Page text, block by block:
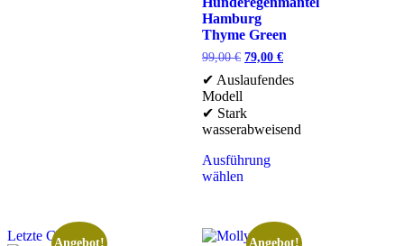
Hamburg
Thyme Green
99,00€ 79,00 €
✔ Auslaufendes
Modell
✔ Stark
wasserabweisend
Ausführung
wählen
Letzte Chance
Angebot! Angebot!